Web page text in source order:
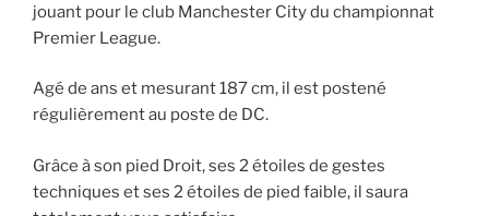
jouant pour le club Manchester City du championnat
Premier League.
Agé de ans et mesurant 187 cm, il est postené
régulièrement au poste de DC.
Grâce à son pied Droit, ses 2 étoiles de gestes
techniques et ses 2 étoiles de pied faible, il saura